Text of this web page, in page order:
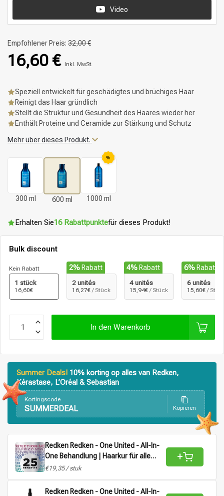
Video
Empfohlener Preis: 32,00 €
16,60 € Inkl. MwSt.
Speziell entwickelt für geschädigtes und brüchiges Haar
Reinigt das Haar gründlich
Stellt die Struktur und Gesundheit des Haares wieder her
Enthält Proteine und Ceramide zur Stärkung und Schutz
Mehr über dieses Produkt.
300 ml 600 ml
%
1000 ml
Erhalten Sie16 Rabattpunktefür dieses Produkt!
Bulk discount
Kein Rabatt
1 stück
16,60€
2% Rabatt
2 unités
16,27€ / Stück
4% Rabatt
4 unités
15,94€ / Stück
6% Rabatt
6 unités
15,60€ /
In den Warenkorb
Summer Deals! 10% korting op alles van Redken,
Kérastase, L’Oréal & Sebastian
Kortingscode
SUMMERDEAL Kopieren
Redken Redken - One United - All-In-
One Behandlung | Haarkur für alle
Haartypen - 150 ml
€19,35 / stuk
+
Redken Redken - One United - All-In-